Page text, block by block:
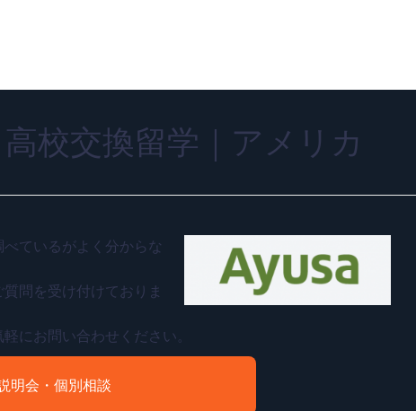
校交換留学｜アメリカ
ているがよく分からな
問を受け付けておりま
にお問い合わせください。
明会・個別相談